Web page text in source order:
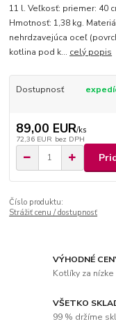
11 l. Veľkosť: priemer: 40
Hmotnosť: 1,38 kg.
nehrdzavejúca oceľ
kotlina pod k... celý popis
Dostupnosť
89,00 EUR/ks
72,36 EUR bez DPH
Číslo produktu:
Strážiť cenu / dostupnosť
VÝHODNÉ
Kotlíky za nízke
VŠETKO
99 % držíme